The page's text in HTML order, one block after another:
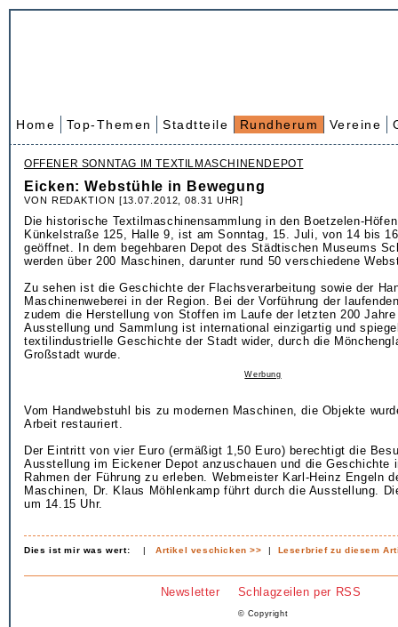
Home Top-Themen Stadtteile Rundherum Vereine
OFFENER SONNTAG IM TEXTILMASCHINENDEPOT
Eicken: Webstühle in Bewegung
VON REDAKTION [13.07.2012, 08.31 UHR]
Die historische Textilmaschinensammlung in den Boetzelen-
Künkelstraße 125, Halle 9, ist am Sonntag, 15. Juli, von 14 bis
geöffnet. In dem begehbaren Depot des Städtischen Museums
werden über 200 Maschinen, darunter rund 50 verschiedene
Zu sehen ist die Geschichte der Flachsverarbeitung sowie der
Maschinenweberei in der Region. Bei der Vorführung der
zudem die Herstellung von Stoffen im Laufe der letzten 200
Ausstellung und Sammlung ist international einzigartig und
textilindustrielle Geschichte der Stadt wider, durch die
Großstadt wurde.
Werbung
Vom Handwebstuhl bis zu modernen Maschinen, die Objekte
Arbeit restauriert.
Der Eintritt von vier Euro (ermäßigt 1,50 Euro) berechtigt die
Ausstellung im Eickener Depot anzuschauen und die Geschichte
Rahmen der Führung zu erleben. Webmeister Karl-Heinz Engeln
Maschinen, Dr. Klaus Möhlenkamp führt durch die Ausstellung.
um 14.15 Uhr.
Dies ist mir was wert: |Artikel veschicken >> | Leserbrief zu diesem
Newsletter Schlagzeilen per RSS
© Copyright